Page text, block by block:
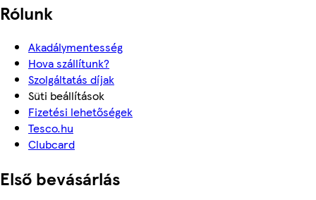
Rólunk
Akadálymentesség
Hova szállítunk?
Szolgáltatás díjak
Süti beállítások
Fizetési lehetőségek
Tesco.hu
Clubcard
Első bevásárlás